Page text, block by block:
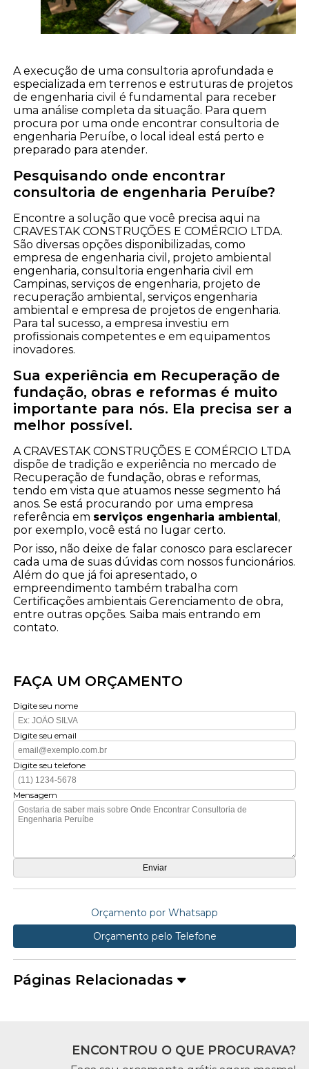
A execução de uma consultoria aprofundada e
especializada em terrenos e estruturas de projetos
de engenharia civil é fundamental para receber
uma análise completa da situação. Para quem
procura por uma onde encontrar consultoria de
engenharia Peruíbe, o local ideal está perto e
preparado para atender.
Pesquisando onde encontrar
consultoria de engenharia Peruíbe?
Encontre a solução que você precisa aqui na
CRAVESTAK CONSTRUÇÕES E COMÉRCIO LTDA.
São diversas opções disponibilizadas, como
empresa de engenharia civil, projeto ambiental
engenharia, consultoria engenharia civil em
Campinas, serviços de engenharia, projeto de
recuperação ambiental, serviços engenharia
ambiental e empresa de projetos de engenharia.
Para tal sucesso, a empresa investiu em
profissionais competentes e em equipamentos
inovadores.
Sua experiência em Recuperação de
fundação, obras e reformas é muito
importante para nós. Ela precisa ser a
melhor possível.
A CRAVESTAK CONSTRUÇÕES E COMÉRCIO LTDA
dispõe de tradição e experiência no mercado de
Recuperação de fundação, obras e reformas,
tendo em vista que atuamos nesse segmento há
anos. Se está procurando por uma empresa
referência em serviços engenharia ambiental,
por exemplo, você está no lugar certo.
Por isso, não deixe de falar conosco para esclarecer
cada uma de suas dúvidas com nossos funcionários.
Além do que já foi apresentado, o
empreendimento também trabalha com
Certificações ambientais Gerenciamento de obra,
entre outras opções. Saiba mais entrando em
contato.
FAÇA UM ORÇAMENTO
Digite seu nome
Digite seu email
Digite seu telefone
Mensagem
Orçamento por Whatsapp
Orçamento pelo Telefone
Páginas Relacionadas
ENCONTROU O QUE PROCURAVA?